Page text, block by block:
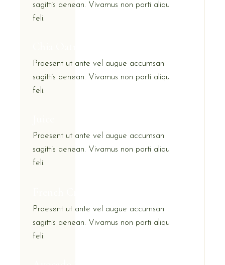
sagittis aenean. Vivamus non porti aliqu
feli.
Praesent ut ante vel augue accumsan
sagittis aenean. Vivamus non porti aliqu
feli.
Praesent ut ante vel augue accumsan
sagittis aenean. Vivamus non porti aliqu
feli.
Praesent ut ante vel augue accumsan
sagittis aenean. Vivamus non porti aliqu
feli.